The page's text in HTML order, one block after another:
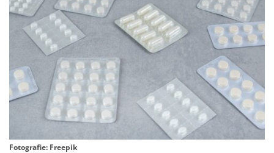
Fotografie: Freepik